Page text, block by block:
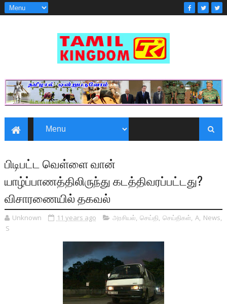
பிடிபட்ட வெள்ளை வான்
யாழ்ப்பாணத்திலிருந்து கடத்திவரப்பட்டது?
விசாரணையில் தகவல்
Unknown 11 years ago அரசியல், செய்தி, செய்திகள், A, News,
S